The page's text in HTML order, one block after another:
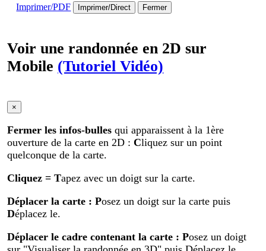
Imprimer/PDF Imprimer/Direct Fermer
Voir une randonnée en 2D sur
Mobile (Tutoriel Vidéo)
×
Fermer les infos-bullesqui apparaissent à la 1ère
ouverture de la carte en 2D :Cliquez sur un point
quelconque de la carte.
Cliquez= Tapez avec un doigt sur la carte.
Déplacer la carte : Posez un doigt sur la carte puis
Déplacez le.
Déplacer le cadre contenant la carte :Posez un doigt